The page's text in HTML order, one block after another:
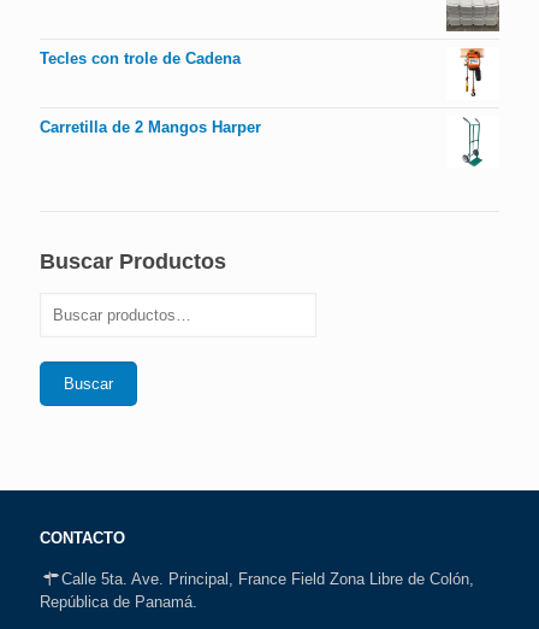
Tecles con trole de Cadena
Carretilla de 2 Mangos Harper
Buscar Productos
Buscar
CONTACTO
Calle 5ta. Ave. Principal, France Field Zona Libre de Colón,
República de Panamá.